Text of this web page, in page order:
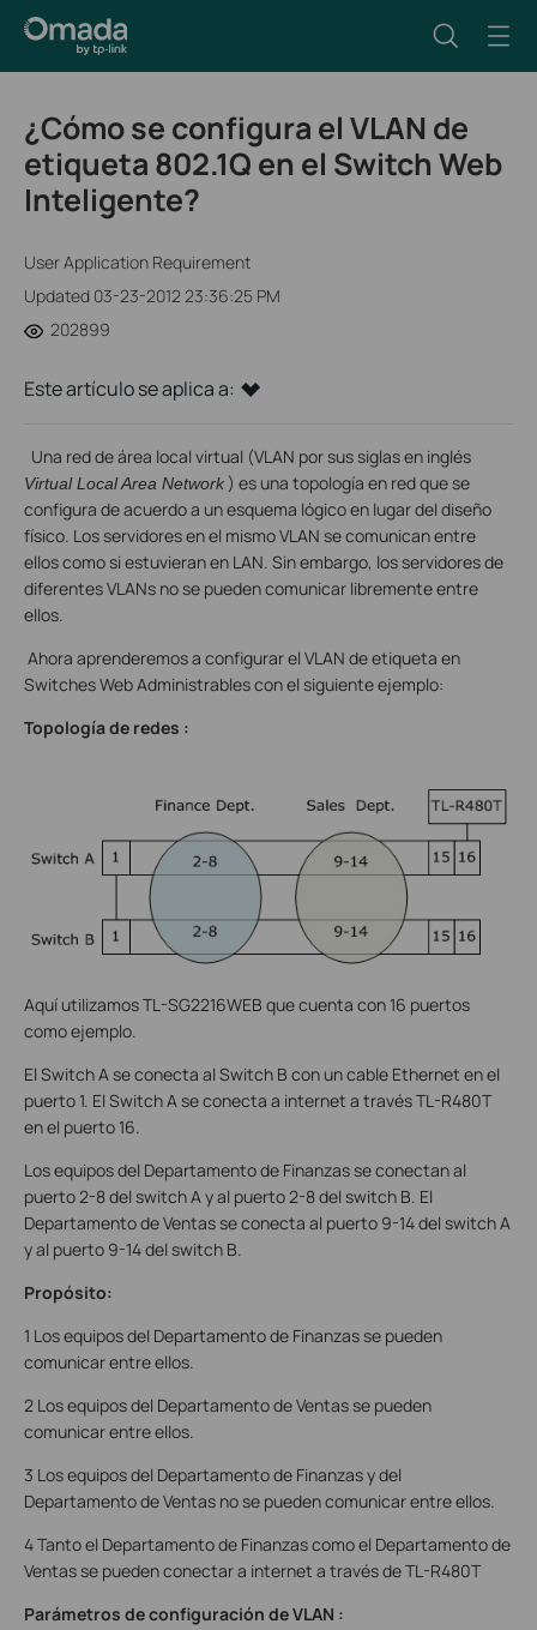
¿Cómo se configura el VLAN de
etiqueta 802.1Q en el Switch Web
Inteligente?
User Application Requirement
Updated 03-23-2012 23:36:25 PM
202899
Este artículo se aplica a:
Una red de área local virtual (VLAN por sus siglas en inglés
Virtual Local Area Network ) es una topología en red que se
configura de acuerdo a un esquema lógico en lugar del diseño
físico. Los servidores en el mismo VLAN se comunican entre
ellos como si estuvieran en LAN. Sin embargo, los servidores de
diferentes VLANs no se pueden comunicar libremente entre
ellos.
Ahora aprenderemos a configurar el VLAN de etiqueta en
Switches Web Administrables con el siguiente ejemplo:
Topología de redes :
Aquí utilizamos TL-SG2216WEB que cuenta con 16 puertos
como ejemplo.
El Switch A se conecta al Switch B con un cable Ethernet en el
puerto 1. El Switch A se conecta a internet a través TL-R480T
en el puerto 16.
Los equipos del Departamento de Finanzas se conectan al
puerto 2-8 del switch A y al puerto 2-8 del switch B. El
Departamento de Ventas se conecta al puerto 9-14 del switch A
y al puerto 9-14 del switch B.
Propósito:
1 Los equipos del Departamento de Finanzas se pueden
comunicar entre ellos.
2 Los equipos del Departamento de Ventas se pueden
comunicar entre ellos.
3 Los equipos del Departamento de Finanzas y del
Departamento de Ventas no se pueden comunicar entre ellos.
4 Tanto el Departamento de Finanzas como el Departamento de
Ventas se pueden conectar a internet a través de TL-R480T
Parámetros de configuración de VLAN :